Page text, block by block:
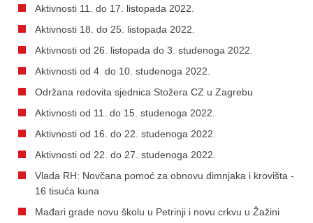
Aktivnosti 11. do 17. listopada 2022.
Aktivnosti 18. do 25. listopada 2022.
Aktivnosti od 26. listopada do 3. studenoga 2022.
Aktivnosti od 4. do 10. studenoga 2022.
Održana redovita sjednica Stožera CZ u Zagrebu
Aktivnosti od 11. do 15. studenoga 2022.
Aktivnosti od 16. do 22. studenoga 2022.
Aktivnosti od 22. do 27. studenoga 2022.
Vlada RH: Novčana pomoć za obnovu dimnjaka i krovišta -
16 tisuća kuna
Mađari grade novu školu u Petrinji i novu crkvu u Žažini